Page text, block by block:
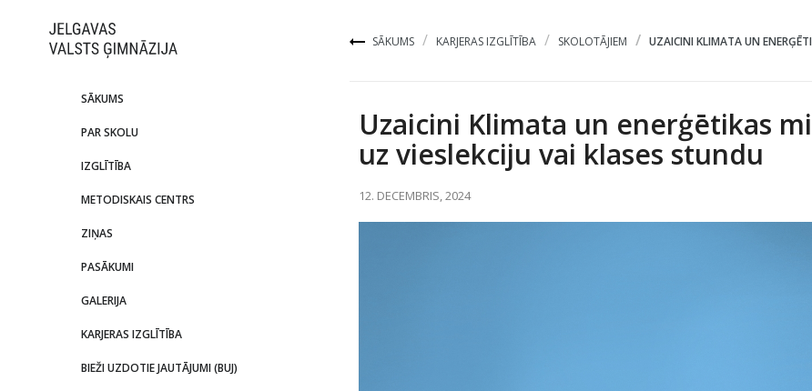
SĀKUMS KARJERAS IZGLĪTĪBA SKOLOTĀJIEM UZAICINI KLIMATA UN
SĀKUMS
PAR SKOLU
IZGLĪTĪBA
METODISKAIS CENTRS
ZIŅAS
PASĀKUMI
GALERIJA
KARJERAS IZGLĪTĪBA
BIEŽI UZDOTIE JAUTĀJUMI (BUJ)
Uzaicini Klimata un enerģētikas
uz vieslekciju vai klases stundu
12. DECEMBRIS, 2024